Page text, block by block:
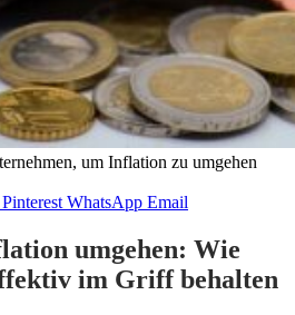
um Inflation zu umgehen
Pinterest WhatsApp Email
umgehen: Wie
im Griff behalten